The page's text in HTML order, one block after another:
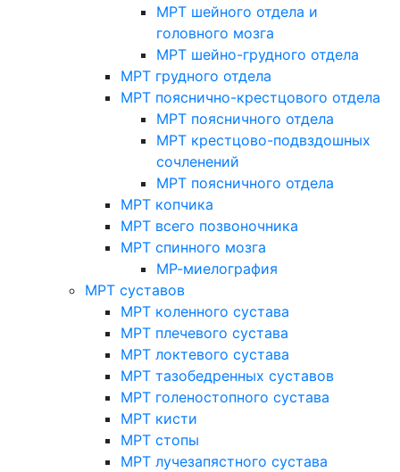
МРТ шейного отдела и
головного мозга
МРТ шейно-грудного отдела
МРТ грудного отдела
МРТ пояснично-крестцового отдела
МРТ поясничного отдела
МРТ крестцово-подвздошных
сочленений
МРТ поясничного отдела
МРТ копчика
МРТ всего позвоночника
МРТ спинного мозга
МР-миелография
МРТ суставов
МРТ коленного сустава
МРТ плечевого сустава
МРТ локтевого сустава
МРТ тазобедренных суставов
МРТ голеностопного сустава
МРТ кисти
МРТ стопы
МРТ лучезапястного сустава